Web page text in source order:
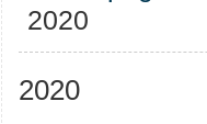
2020
2020